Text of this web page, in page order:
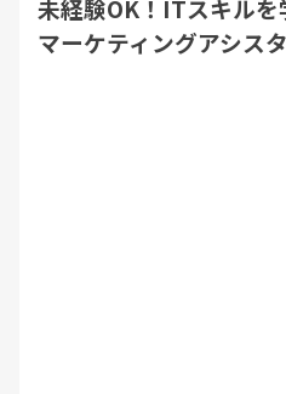
未経験OK！ITスキル
マーケティングアシス